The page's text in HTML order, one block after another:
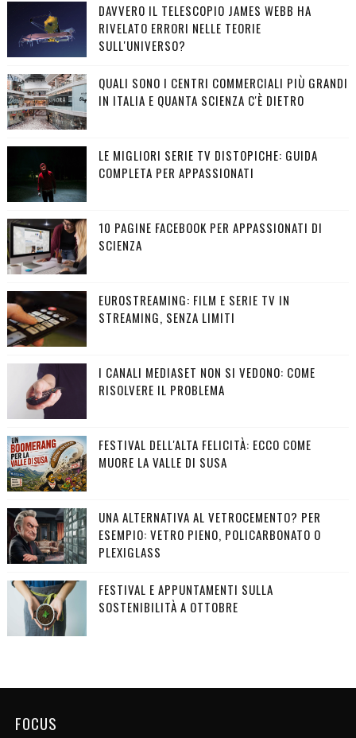
DAVVERO IL TELESCOPIO JAMES WEBB HA
RIVELATO ERRORI NELLE TEORIE
SULL'UNIVERSO?
QUALI SONO I CENTRI COMMERCIALI PIÙ GRANDI
IN ITALIA E QUANTA SCIENZA C'È DIETRO
LE MIGLIORI SERIE TV DISTOPICHE: GUIDA
COMPLETA PER APPASSIONATI
10 PAGINE FACEBOOK PER APPASSIONATI DI
SCIENZA
EUROSTREAMING: FILM E SERIE TV IN
STREAMING, SENZA LIMITI
I CANALI MEDIASET NON SI VEDONO: COME
RISOLVERE IL PROBLEMA
FESTIVAL DELL'ALTA FELICITÀ: ECCO COME
MUORE LA VALLE DI SUSA
UNA ALTERNATIVA AL VETROCEMENTO? PER
ESEMPIO: VETRO PIENO, POLICARBONATO O
PLEXIGLASS
FESTIVAL E APPUNTAMENTI SULLA
SOSTENIBILITÀ A OTTOBRE
FOCUS